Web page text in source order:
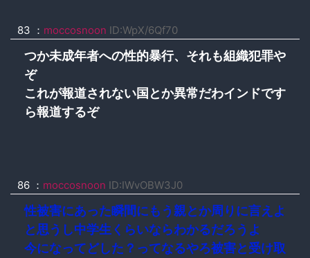
83 ： moccosnoon ID:WpX/6Qf70
つか未成年者への性的暴行、それも組織犯罪や
ぞ
これが報道されない国とか異常だわインドです
ら報道するぞ
86 ： moccosnoon ID:IWvOBW3J0
性被害にあった瞬間にもう親とか周りに言えよ
と思うし中学生くらいならわかるだろうよ
今になってどした？ってなるやろ被害と受け取